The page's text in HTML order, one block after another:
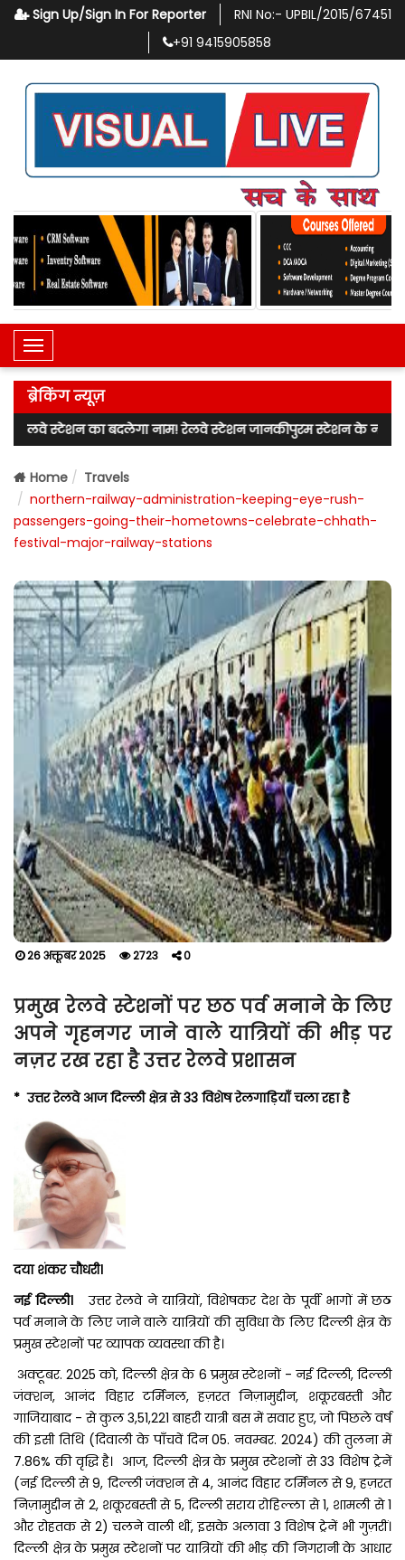
Sign Up/Sign In For Reporter RNI No:- UPBIL/2015/67451
+91 9415905858
Toggle Navigation
ब्रेकिंग न्यूज़
का बदलेगा नाम! रेलवे स्टेशन जानकीपुरम स्टेशन के नाम से जाना
Home
Travels
northern-railway-administration-keeping-eye-rush-
passengers-going-their-hometowns-celebrate-chhath-
festival-major-railway-stations
26 अक्तूबर 2025 2723 0
प्रमुख रेलवे स्टेशनों पर छठ पर्व मनाने के लिए
अपने गृहनगर जाने वाले यात्रियों की भीड़ पर
नज़र रख रहा है उत्तर रेलवे प्रशासन
* उत्तर रेलवे आज दिल्ली क्षेत्र से 33 विशेष रेलगाड़ियाँ चला रहा है
दया शंकर चौधरी।
नई दिल्ली। उत्तर रेलवे ने यात्रियों, विशेषकर देश के पूर्वी भागों में छठ
पर्व मनाने के लिए जाने वाले यात्रियों की सुविधा के लिए दिल्ली क्षेत्र के
प्रमुख स्टेशनों पर व्यापक व्यवस्था की है।
अक्टूबर. 2025 को, दिल्ली क्षेत्र के 6 प्रमुख स्टेशनों - नई दिल्ली, दिल्ली
जंक्शन, आनंद विहार टर्मिनल, हज़रत निज़ामुद्दीन, शकूरबस्ती और
गाजियाबाद - से कुल 3,51,221 बाहरी यात्री बस में सवार हुए, जो पिछले वर्ष
की इसी तिथि (दिवाली के पाँचवें दिन 05. नवम्बर. 2024) की तुलना में
7.86% की वृद्धि है। आज, दिल्ली क्षेत्र के प्रमुख स्टेशनों से 33 विशेष ट्रेनें
(नई दिल्ली से 9, दिल्ली जंक्शन से 4, आनंद विहार टर्मिनल से 9, हज़रत
निज़ामुद्दीन से 2, शकूरबस्ती से 5, दिल्ली सराय रोहिल्ला से 1, शामली से 1
और रोहतक से 2) चलने वाली थीं, इसके अलावा 3 विशेष ट्रेनें भी गुज़रीं।
दिल्ली क्षेत्र के प्रमुख स्टेशनों पर यात्रियों की भीड़ की निगरानी के आधार